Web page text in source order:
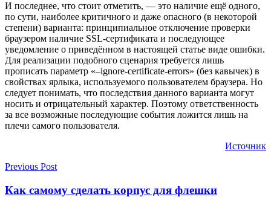
И последнее, что стоит отметить, — это наличие ещё одного,
по сути, наиболее критичного и даже опасного (в некоторой
степени) варианта: принципиальное отключение проверки
браузером наличие SSL-сертификата и последующее
уведомление о приведённом в настоящей статье виде ошибки.
Для реализации подобного сценария требуется лишь
прописать параметр «–ignore-certificate-errors» (без кавычек) в
свойствах ярлыка, используемого пользователем браузера. Но
следует понимать, что последствия данного варианта могут
носить и отрицательный характер. Поэтому ответственность
за все возможные последующие события ложится лишь на
плечи самого пользователя.
Источник
Previous Post
Как самому сделать корпус для флешки